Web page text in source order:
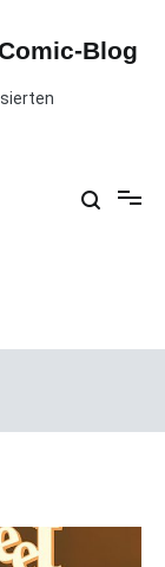
Blog